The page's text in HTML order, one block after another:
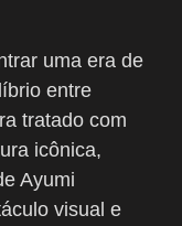
uma era de
entre
tratado com
icônica,
Ayumi
visual e